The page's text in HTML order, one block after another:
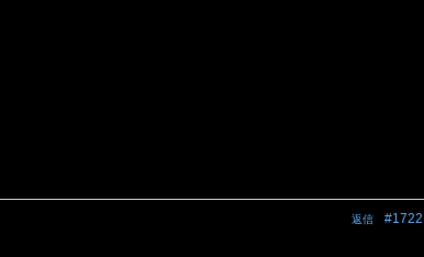
#1722
返信